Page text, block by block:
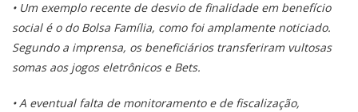
• Um exemplo recente de desvio de finalidade em benefício
social é o do Bolsa Família, como foi amplamente noticiado.
Segundo a imprensa, os beneficiários transferiram vultosas
somas aos jogos eletrônicos e Bets.
• A eventual falta de monitoramento e de fiscalização,